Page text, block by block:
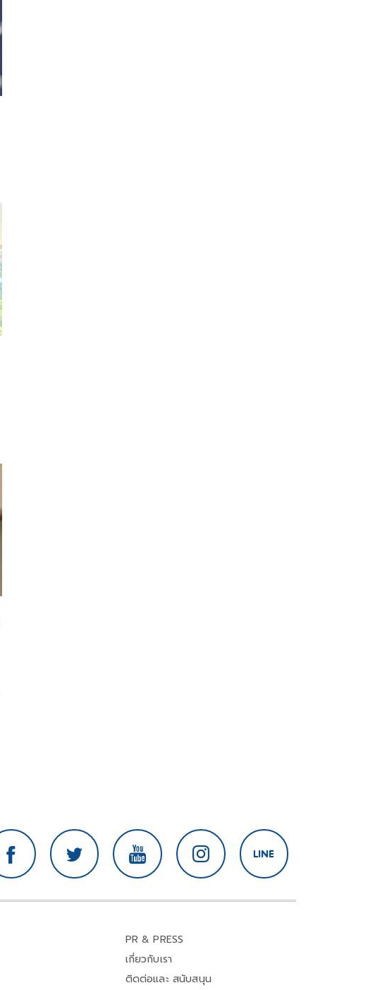
PR & PRESS
เกี่ยวกับเรา
ติดต่อและ สนับสนุน